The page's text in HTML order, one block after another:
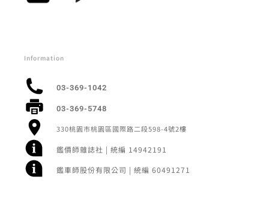
Information
03-369-1042
03-369-5748
330桃園市桃園區國際路二段598-4號2樓
鑑價師雜誌社 | 統編 14942191
鑑車師股份有限公司 | 統編 60491271